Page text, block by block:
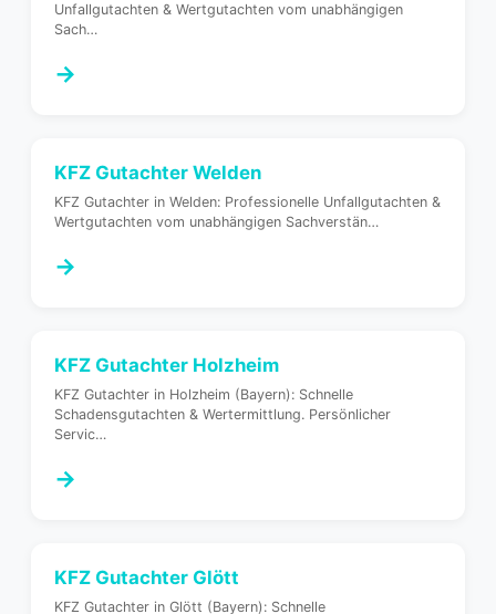
Unfallgutachten & Wertgutachten vom unabhängigen
Sach…
→
KFZ Gutachter Welden
KFZ Gutachter in Welden: Professionelle Unfallgutachten &
Wertgutachten vom unabhängigen Sachverstän…
→
KFZ Gutachter Holzheim
KFZ Gutachter in Holzheim (Bayern): Schnelle
Schadensgutachten & Wertermittlung. Persönlicher
Servic…
→
KFZ Gutachter Glött
KFZ Gutachter in Glött (Bayern): Schnelle